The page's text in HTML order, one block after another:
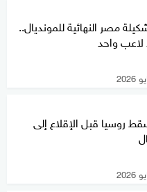
مصر النهائية للمونديال..
لاعب واحد
روسيا قبل الإقلاع إلى